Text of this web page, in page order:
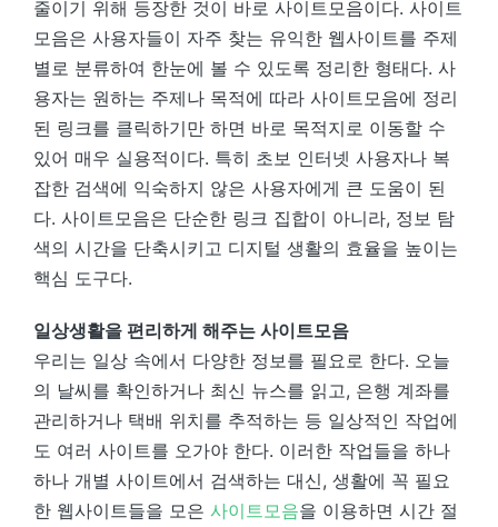
줄이기 위해 등장한 것이 바로 사이트모음이다. 사이트
모음은 사용자들이 자주 찾는 유익한 웹사이트를 주제
별로 분류하여 한눈에 볼 수 있도록 정리한 형태다. 사
용자는 원하는 주제나 목적에 따라 사이트모음에 정리
된 링크를 클릭하기만 하면 바로 목적지로 이동할 수
있어 매우 실용적이다. 특히 초보 인터넷 사용자나 복
잡한 검색에 익숙하지 않은 사용자에게 큰 도움이 된
다. 사이트모음은 단순한 링크 집합이 아니라, 정보 탐
색의 시간을 단축시키고 디지털 생활의 효율을 높이는
핵심 도구다.
일상생활을 편리하게 해주는 사이트모음
우리는 일상 속에서 다양한 정보를 필요로 한다. 오늘
의 날씨를 확인하거나 최신 뉴스를 읽고, 은행 계좌를
관리하거나 택배 위치를 추적하는 등 일상적인 작업에
도 여러 사이트를 오가야 한다. 이러한 작업들을 하나
하나 개별 사이트에서 검색하는 대신, 생활에 꼭 필요
한 웹사이트들을 모은 사이트모음을 이용하면 시간 절